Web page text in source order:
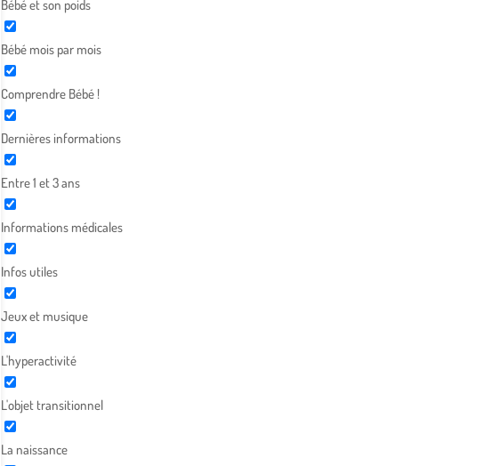
Bébé et son poids
Bébé mois par mois
Comprendre Bébé !
Dernières informations
Entre 1 et 3 ans
Informations médicales
Infos utiles
Jeux et musique
L'hyperactivité
L'objet transitionnel
La naissance